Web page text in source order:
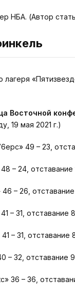
НБА. (Автор
лагеря
Восточной
19 мая 2021 г.)
49 – 23,
– 24, отставание
– 26,
– 31, отставание
– 31, отставание
– 32, отставание 9
36 – 36,